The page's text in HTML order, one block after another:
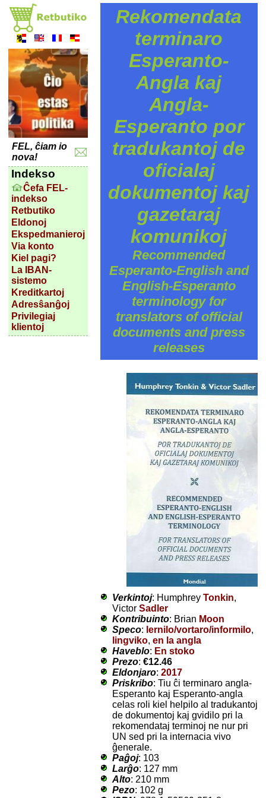
FEL, ĉiam io
nova!
Indekso
Ĉefa FEL-
indekso
Retbutiko
Eldonoj
Ekspedmanieroj
Via konto
Kiel pagi?
La IBAN-
sistemo
Kreditkartoj
Adresŝanĝoj
Privilegiaj
klientoj
Rekomendata
terminaro
Esperanto-
Angla kaj
Angla-
Esperanto por
tradukantoj de
oficialaj
dokumentoj kaj
gazetaraj
komunikoj
Recommended
Esperanto-English and
English-Esperanto
terminology for
translators of official
documents and press
releases
Verkintoj: Humphrey Tonkin,
Victor Sadler
Kontribuinto: Brian Moon
Speco: lernilo/vortaro/informilo,
lingviko, en la angla
Haveblo: En stoko
Prezo: €12.46
Eldonjaro: 2017
Priskribo: Tiu ĉi terminaro angla-
Esperanto kaj Esperanto-angla
celas roli kiel helpilo al tradukantoj
de dokumentoj kaj gvidilo pri la
rekomendataj terminoj ne nur pri
UN sed pri la internacia vivo
ĝenerale.
Paĝoj: 103
Larĝo: 127 mm
Alto: 210 mm
Pezo: 102 g